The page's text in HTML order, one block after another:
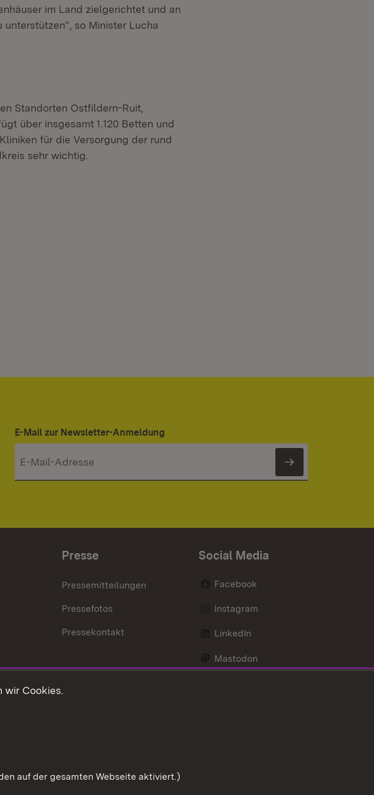
im Land zielgerichtet und an
so Minister Lucha
Standorten Ostfildern-Ruit,
über insgesamt 1.120 Betten und
für die Versorgung der rund
sehr wichtig.
E-Mail zur Newsletter-Anmeldung
Newsletter
Presse
Pressemitteilungen
Pressefotos
Pressekontakt
Social Media
Facebook
Instagram
LinkedIn
Mastodon
wir Cookies.
auf der gesamten Webseite aktiviert.)